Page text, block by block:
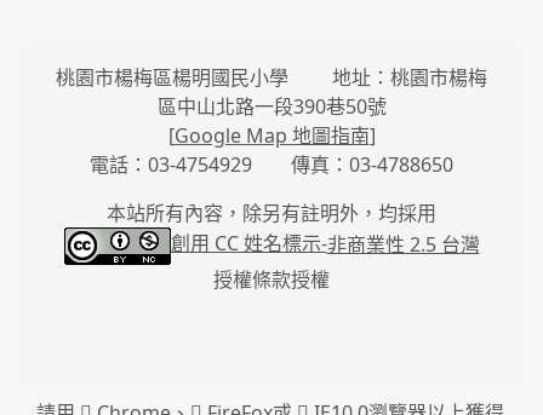
桃園市楊梅區楊明國民小學 地址：桃園市楊梅
區中山北路一段390巷50號
[Google Map 地圖指南]
電話：03-4754929 傳真：03-4788650
本站所有內容，除另有註明外，均採用
創用 CC 姓名標示-非商業性 2.5 台灣
授權條款授權